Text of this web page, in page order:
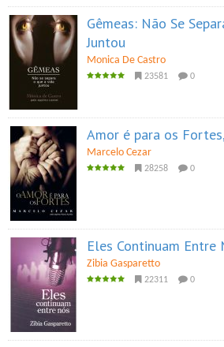
Gêmeas: Não Se
Juntou
Monica De Castro
23581 0
Amor é para os
Marcelo Cezar
28258 0
Eles Continuam Entre
Zibia Gasparetto
22311 0